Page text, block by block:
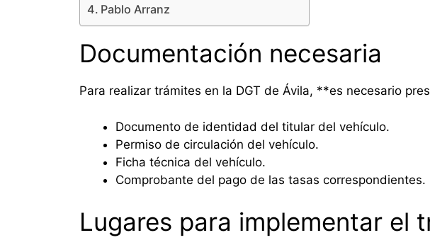
Pablo Arranz
Documentación necesaria
Para realizar trámites en la DGT de Ávila, **es necesario
Documento de identidad del titular del vehículo.
Permiso de circulación del vehículo.
Ficha técnica del vehículo.
Comprobante del pago de las tasas correspondientes.
Lugares para implementar el